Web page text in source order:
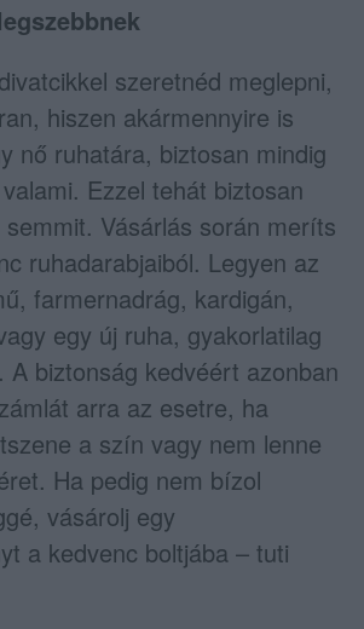
szeretnéd meglepni,
hiszen akármennyire is
nő ruhatára, biztosan mindig
Ezzel tehát biztosan
Vásárlás során meríts
ruhadarabjaiból. Legyen az
farmernadrág, kardigán,
egy új ruha, gyakorlatilag
A biztonság kedvéért azonban
arra az esetre, ha
a szín vagy nem lenne
Ha pedig nem bízol
vásárolj egy
a kedvenc boltjába – tuti